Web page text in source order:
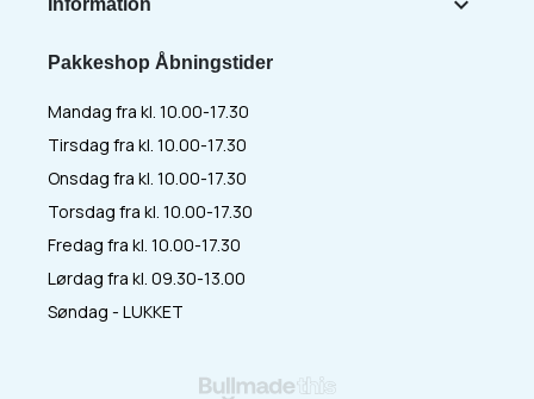
Pakkeshop Åbningstider
Mandag fra kl. 10.00-17.30
Tirsdag fra kl. 10.00-17.30
Onsdag fra kl. 10.00-17.30
Torsdag fra kl. 10.00-17.30
Fredag fra kl. 10.00-17.30
Lørdag fra kl. 09.30-13.00
Søndag - LUKKET